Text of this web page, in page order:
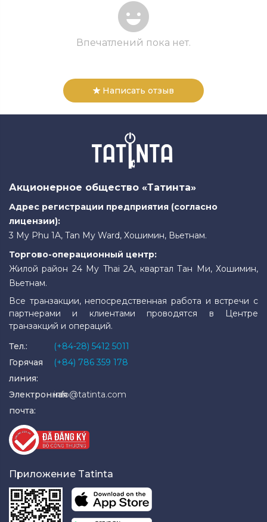
Впечатлений пока нет.
Написать отзыв
Акционерное общество «Татинта»
Адрес регистрации предприятия (согласно
лицензии):
3 My Phu 1A, Tan My Ward, Хошимин, Вьетнам.
Торгово-операционный центр:
Жилой район 24 My Thai 2A, квартал Тан Ми, Хошимин,
Вьетнам.
Все транзакции, непосредственная работа и встречи с
партнерами и клиентами проводятся в Центре
транзакций и операций.
Тел.:
(+84-28) 5412 5011
Горячая
линия:
(+84) 786 359 178
Электронная
почта:
info@tatinta.com
Приложение Tatinta